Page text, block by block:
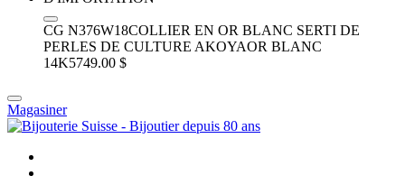
CG N376W18COLLIER EN OR BLANC SERTI DE
PERLES DE CULTURE AKOYAOR BLANC
14K5749.00 $
Magasiner